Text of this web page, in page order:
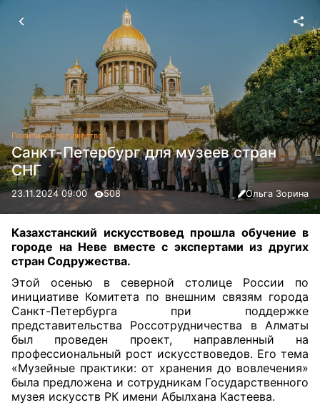
ПолитикаСодружество
Санкт-Петербург для музеев стран
СНГ
23.11.2024 09:00 508 Ольга Зорина
Казахстанский искусствовед прошла обучение в
городе на Неве вместе с экспертами из других
стран Содружества.
Этой осенью в северной столице России по
инициативе Комитета по внешним связям города
Санкт-Петербурга при поддержке
представительства Россотрудничества в Алматы
был проведен проект, направленный на
профессиональный рост искусствоведов. Его тема
«Музейные практики: от хранения до вовлечения»
была предложена и сотрудникам Государственного
музея искусств РК имени Абылхана Кастеева.